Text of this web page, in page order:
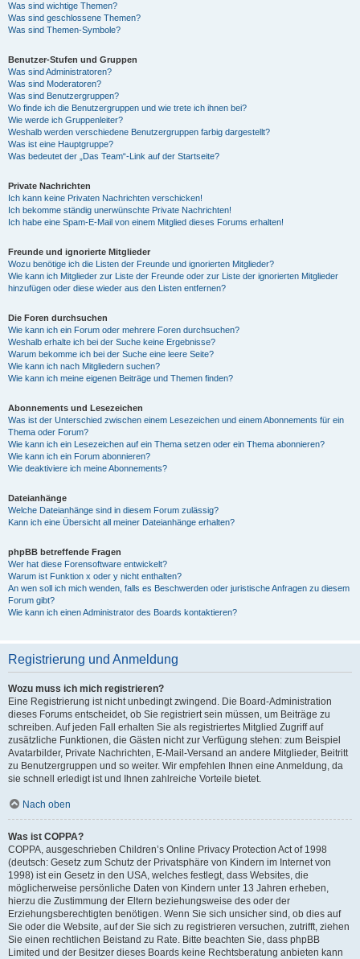
Was sind wichtige Themen?
Was sind geschlossene Themen?
Was sind Themen-Symbole?
Benutzer-Stufen und Gruppen
Was sind Administratoren?
Was sind Moderatoren?
Was sind Benutzergruppen?
Wo finde ich die Benutzergruppen und wie trete ich ihnen bei?
Wie werde ich Gruppenleiter?
Weshalb werden verschiedene Benutzergruppen farbig dargestellt?
Was ist eine Hauptgruppe?
Was bedeutet der „Das Team“-Link auf der Startseite?
Private Nachrichten
Ich kann keine Privaten Nachrichten verschicken!
Ich bekomme ständig unerwünschte Private Nachrichten!
Ich habe eine Spam-E-Mail von einem Mitglied dieses Forums erhalten!
Freunde und ignorierte Mitglieder
Wozu benötige ich die Listen der Freunde und ignorierten Mitglieder?
Wie kann ich Mitglieder zur Liste der Freunde oder zur Liste der ignorierten Mitglieder
hinzufügen oder diese wieder aus den Listen entfernen?
Die Foren durchsuchen
Wie kann ich ein Forum oder mehrere Foren durchsuchen?
Weshalb erhalte ich bei der Suche keine Ergebnisse?
Warum bekomme ich bei der Suche eine leere Seite?
Wie kann ich nach Mitgliedern suchen?
Wie kann ich meine eigenen Beiträge und Themen finden?
Abonnements und Lesezeichen
Was ist der Unterschied zwischen einem Lesezeichen und einem Abonnements für ein
Thema oder Forum?
Wie kann ich ein Lesezeichen auf ein Thema setzen oder ein Thema abonnieren?
Wie kann ich ein Forum abonnieren?
Wie deaktiviere ich meine Abonnements?
Dateianhänge
Welche Dateianhänge sind in diesem Forum zulässig?
Kann ich eine Übersicht all meiner Dateianhänge erhalten?
phpBB betreffende Fragen
Wer hat diese Forensoftware entwickelt?
Warum ist Funktion x oder y nicht enthalten?
An wen soll ich mich wenden, falls es Beschwerden oder juristische Anfragen zu diesem
Forum gibt?
Wie kann ich einen Administrator des Boards kontaktieren?
Registrierung und Anmeldung
Wozu muss ich mich registrieren?
Eine Registrierung ist nicht unbedingt zwingend. Die Board-Administration
dieses Forums entscheidet, ob Sie registriert sein müssen, um Beiträge zu
schreiben. Auf jeden Fall erhalten Sie als registriertes Mitglied Zugriff auf
zusätzliche Funktionen, die Gästen nicht zur Verfügung stehen: zum Beispiel
Avatarbilder, Private Nachrichten, E-Mail-Versand an andere Mitglieder, Beitritt
zu Benutzergruppen und so weiter. Wir empfehlen Ihnen eine Anmeldung, da
sie schnell erledigt ist und Ihnen zahlreiche Vorteile bietet.
Nach oben
Was ist COPPA?
COPPA, ausgeschrieben Children’s Online Privacy Protection Act of 1998
(deutsch: Gesetz zum Schutz der Privatsphäre von Kindern im Internet von
1998) ist ein Gesetz in den USA, welches festlegt, dass Websites, die
möglicherweise persönliche Daten von Kindern unter 13 Jahren erheben,
hierzu die Zustimmung der Eltern beziehungsweise des oder der
Erziehungsberechtigten benötigen. Wenn Sie sich unsicher sind, ob dies auf
Sie oder die Website, auf der Sie sich zu registrieren versuchen, zutrifft, ziehen
Sie einen rechtlichen Beistand zu Rate. Bitte beachten Sie, dass phpBB
Limited und der Besitzer dieses Boards keine Rechtsberatung anbieten kann